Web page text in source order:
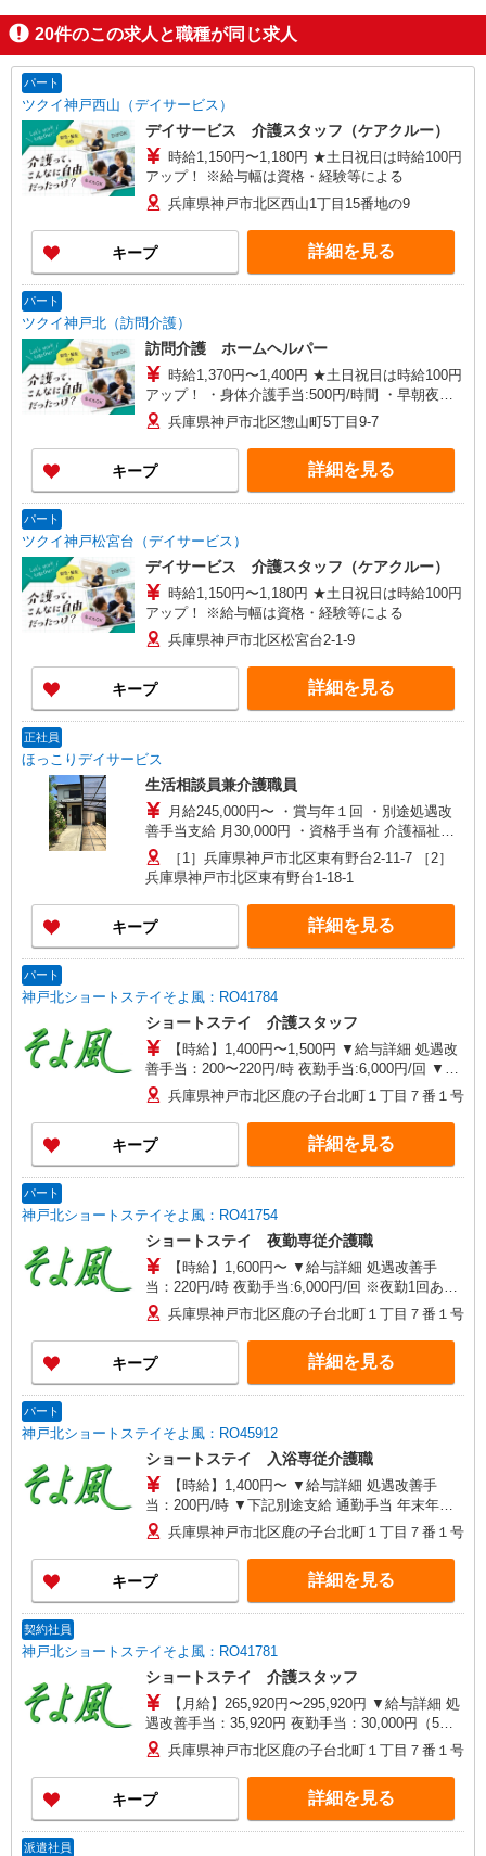
20件のこの求人と職種が同じ求人
パート
ツクイ神戸西山（デイサービス）
デイサービス 介護スタッフ（ケアクルー）
時給1,150円〜1,180円 ★土日祝日は時給100円
アップ！ ※給与幅は資格・経験等による
兵庫県神戸市北区西山1丁目15番地の9
キープ 詳細を見る
パート
ツクイ神戸北（訪問介護）
訪問介護 ホームヘルパー
時給1,370円〜1,400円 ★土日祝日は時給100円
アップ！ ・身体介護手当:500円/時間 ・早朝夜間
深夜手当:300円/時間 （18:00〜翌07:59の時間
帯） ・ICT手当:2,000円/月 ・深夜割増は別途支給
・ケア→ケアの移動時間も賃金（時給）を支給 ・
特定事業所加算手当:60円/時間含む ※給与幅は資
格・経験等による
兵庫県神戸市北区惣山町5丁目9-7
キープ 詳細を見る
パート
ツクイ神戸松宮台（デイサービス）
デイサービス 介護スタッフ（ケアクルー）
時給1,150円〜1,180円 ★土日祝日は時給100円
アップ！ ※給与幅は資格・経験等による
兵庫県神戸市北区松宮台2-1-9
キープ 詳細を見る
正社員
ほっこりデイサービス
生活相談員兼介護職員
月給245,000円〜 ・賞与年１回 ・別途処遇改
善手当支給 月30,000円 ・資格手当有 介護福祉士
月15,000円
［1］兵庫県神戸市北区東有野台2-11-7 ［2］
兵庫県神戸市北区東有野台1-18-1
キープ 詳細を見る
パート
神戸北ショートステイそよ風：RO41784
ショートステイ 介護スタッフ
【時給】1,400円〜1,500円 ▼給与詳細 処遇改
善手当：200〜220円/時 夜勤手当:6,000円/回 ▼下
記別途支給 通勤手当 年末年始手当：380円/時 寸
志あり：年2回（6月・12月） ※業績による ※処
遇改善手当は試用期間中(3ヶ月)は支給なし
兵庫県神戸市北区鹿の子台北町１丁目７番１号
キープ 詳細を見る
パート
神戸北ショートステイそよ風：RO41754
ショートステイ 夜勤専従介護職
【時給】1,600円〜 ▼給与詳細 処遇改善手
当：220円/時 夜勤手当:6,000円/回 ※夜勤1回あた
り30,000円（処遇改善手当含） ▼下記別途支給 通
勤手当 年末年始手当：380円/時 ※12/300時〜
1/324時 寸志あり：年2回（6月・12月） ※業績に
よる ※処遇改善手当は試用期間中(3ヶ月)は支給な
し
兵庫県神戸市北区鹿の子台北町１丁目７番１号
キープ 詳細を見る
パート
神戸北ショートステイそよ風：RO45912
ショートステイ 入浴専従介護職
【時給】1,400円〜 ▼給与詳細 処遇改善手
当：200円/時 ▼下記別途支給 通勤手当 年末年始
手当：380円/時 ※12/300時〜1/324時 寸志あり：
年2回（6月・12月） ※業績による ※処遇改善手
当は試用期間中(3ヶ月)は支給なし
兵庫県神戸市北区鹿の子台北町１丁目７番１号
キープ 詳細を見る
契約社員
神戸北ショートステイそよ風：RO41781
ショートステイ 介護スタッフ
【月給】265,920円〜295,920円 ▼給与詳細 処
遇改善手当：35,920円 夜勤手当：30,000円（5回
分） ※6回目以降は1回6,000円支給 ▼下記別途支
給 通勤手当 年末年始手当：380円/時 寸志あり：
年2回（6月・12月） ※業績による 特別報酬：平
均34.1万円（最高額135万円） ※2025年6月支給実
績 ※処遇改善手当は試用期間中(3ヶ月)は支給なし
兵庫県神戸市北区鹿の子台北町１丁目７番１号
キープ 詳細を見る
派遣社員